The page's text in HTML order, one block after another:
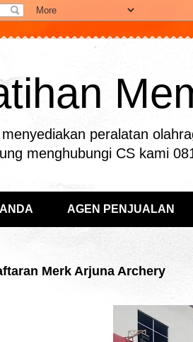
peralatan
menghubungi CS kami
AGEN PENJUALAN
Merk Arjuna Archery